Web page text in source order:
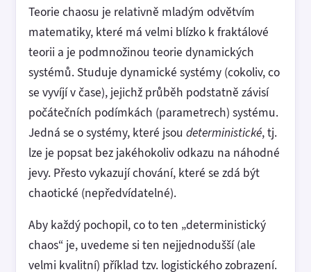
Teorie chaosu je relativně mladým odvětvím
matematiky, které má velmi blízko k fraktálové
teorii a je podmnožinou teorie dynamických
systémů. Studuje dynamické systémy (cokoliv, co
se vyvíjí v čase), jejichž průběh podstatně závisí
počátečních podímkách (parametrech) systému.
Jedná se o systémy, které jsou deterministické, tj.
lze je popsat bez jakéhokoliv odkazu na náhodné
jevy. Přesto vykazují chování, které se zdá být
chaotické (nepředvídatelné).
Aby každý pochopil, co to ten „deterministický
chaos“ je, uvedeme si ten nejjednodušší (ale
velmi kvalitní) příklad tzv. logistického zobrazení.